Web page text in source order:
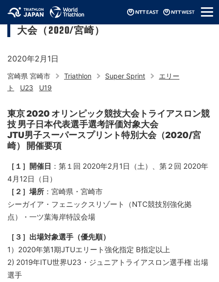
メ
ニ
第１回 JTU男子スーパースプリント特別
大会（2020/宮崎）
2020年2月1日
宮崎県 宮崎市 Triathlon Super Sprint
エリー
ト
U23 U19
東京 2020 オリンピック競技大会トライアスロン競
技 男子日本代表選手選考評価対象大会
JTU男子スーパースプリント特別大会（2020/宮
崎） 開催要項
［１］開催日 ：第１回 2020年2月1日（土）、第２回 2020年
4月12日（日）
［２］場所 ：宮崎県・宮崎市
シーガイア・フェニックスリゾート（NTC競技別強化拠
点）・一ツ葉海岸特設会場
［３］出場対象選手（優先順）
1）2020年第1期JTUエリート強化指定 B指定以上
2) 2019年ITU世界U23・ジュニアトライアスロン選手権 出場
選手